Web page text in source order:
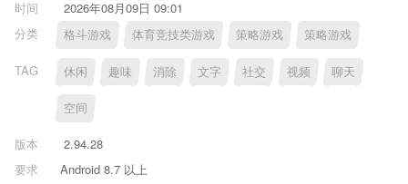
时间
2026年08月09日 09:01
分类
格斗游戏 体育竞技类游戏 策略游戏 策略游戏
TAG 休闲 趣味 消除 文字 社交 视频 聊天
空间
版本
2.94.28
要求
Android 8.7 以上